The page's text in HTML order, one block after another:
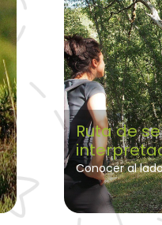
Ruta de
Conocer al